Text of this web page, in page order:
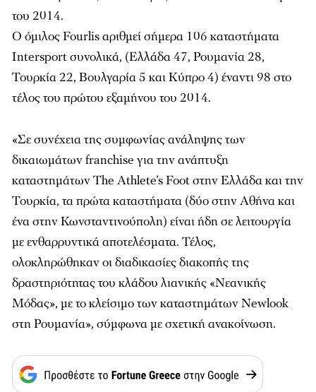
του 2014.
Ο όμιλος Fourlis αριθμεί σήμερα 106 καταστήματα
Intersport συνολικά, (Ελλάδα 47, Ρουμανία 28,
Τουρκία 22, Βουλγαρία 5 και Κύπρο 4) έναντι 98 στο
τέλος του πρώτου εξαμήνου του 2014.
«Σε συνέχεια της συμφωνίας ανάληψης των
δικαιωμάτων franchise για την ανάπτυξη
καταστημάτων The Athlete’s Foot στην Ελλάδα και την
Τουρκία, τα πρώτα καταστήματα (δύο στην Αθήνα και
ένα στην Κωνσταντινούπολη) είναι ήδη σε λειτουργία
με ενθαρρυντικά αποτελέσματα. Τέλος,
ολοκληρώθηκαν οι διαδικασίες διακοπής της
δραστηριότητας του κλάδου λιανικής «Νεανικής
Μόδας», με το κλείσιμο των καταστημάτων Newlook
στη Ρουμανία», σύμφωνα με σχετική ανακοίνωση.